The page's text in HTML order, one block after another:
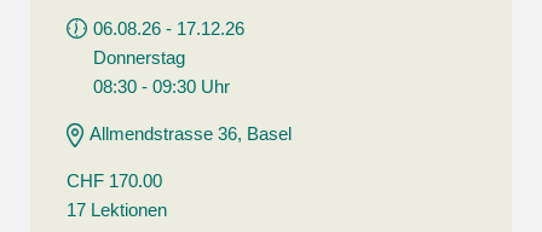
06.08.26 - 17.12.26
Donnerstag
08:30 - 09:30 Uhr
Allmendstrasse 36, Basel
CHF 170.00
17 Lektionen